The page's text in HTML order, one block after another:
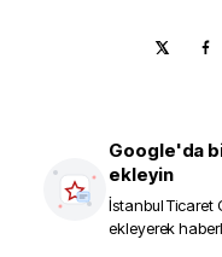
Google'da
ekleyin
İstanbul Ticaret
ekleyerek